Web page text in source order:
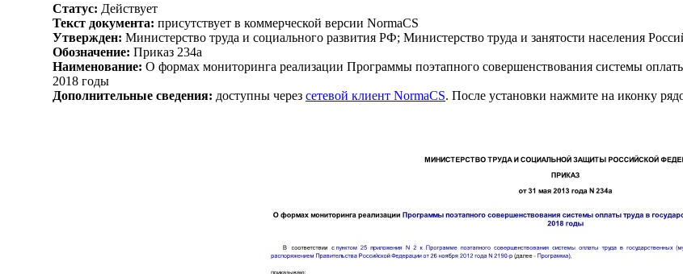
Статус: Действует
Текст документа: присутствует в коммерческой версии NormaCS
Утвержден: Министерство труда и социального развития РФ; Министерство труда и занятости населения
Обозначение: Приказ 234а
Наименование: О формах мониторинга реализации Программы поэтапного совершенствования системы
2018 годы
Дополнительные сведения: доступны через сетевой клиент NormaCS. После установки нажмите на иконку